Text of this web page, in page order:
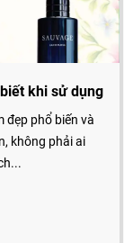
khi sử dụng
đẹp phổ biến và
không phải ai